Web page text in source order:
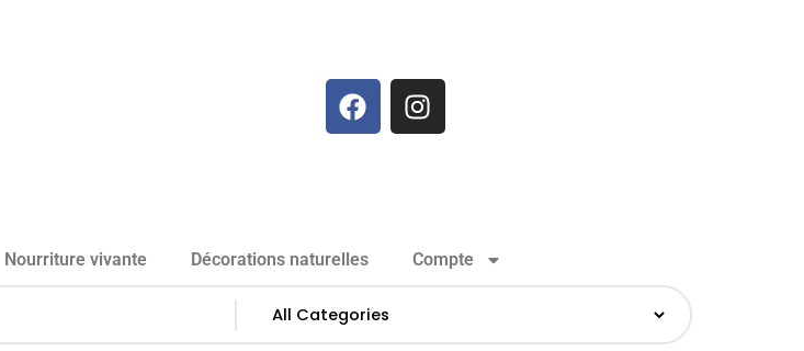
Nourriture vivante Décorations naturelles Compte